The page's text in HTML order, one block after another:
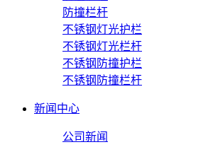
防撞栏杆
不锈钢灯光护栏
不锈钢灯光栏杆
不锈钢防撞护栏
不锈钢防撞栏杆
新闻中心
公司新闻